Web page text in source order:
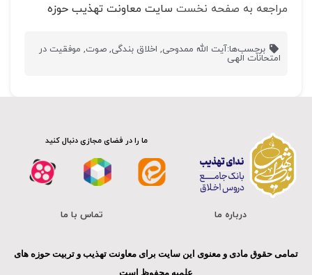
مراجعه به صفحه نخست سایت معاونت تهذیب حوزه
برچسب‌ها:آیت الله ممدوحی, اخلاق بندگی,صوت, موفقیت در
امتحانات الهی
ما را در فضای مجازی دنبال کنید
درباره ما تماس با ما
تمامی حقوق مادی و معنوی این سایت برای معاونت تهذیب و تربیت حوزه های
علمیه محفوظ است